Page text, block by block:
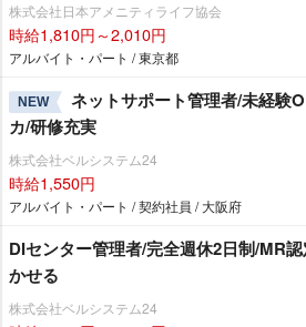
株式会社日本アメニティライフ協会
時給1,810円～2,010円
アルバイト・パート / 東京都
NEW
ネットサポート管理者/未経験
カ/研修充実
株式会社ベルシステム24
時給1,550円
アルバイト・パート / 契約社員 / 大阪府
DIセンター管理者/完全週休2日制/MR
かせる
株式会社ベルシステム24